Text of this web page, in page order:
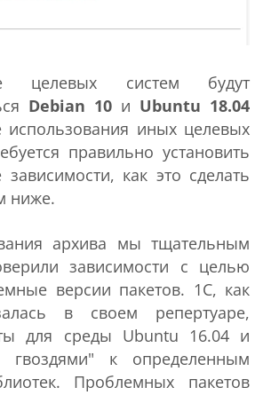
целевых систем будут
Debian 10 и Ubuntu 18.04
использования иных целевых
правильно установить
как это сделать
ниже.
архива мы тщательным
зависимости с целью
версии пакетов. 1С, как
в своем репертуаре,
для среды Ubuntu 16.04 и
гвоздями" к определенным
Проблемных пакетов